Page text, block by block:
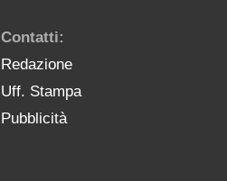
Contatti:
Redazione
Uff. Stampa
Pubblicità